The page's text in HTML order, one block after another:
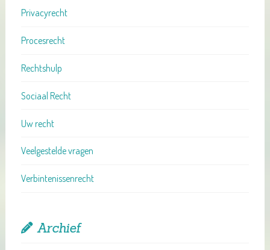
Privacyrecht
Procesrecht
Rechtshulp
Sociaal Recht
Uw recht
Veelgestelde vragen
Verbintenissenrecht
Archief